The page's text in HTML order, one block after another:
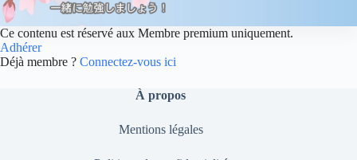
Ce contenu est réservé aux Membre premium uniquement.
Adhérer
Déjà membre ? Connectez-vous ici
À propos
Mentions légales